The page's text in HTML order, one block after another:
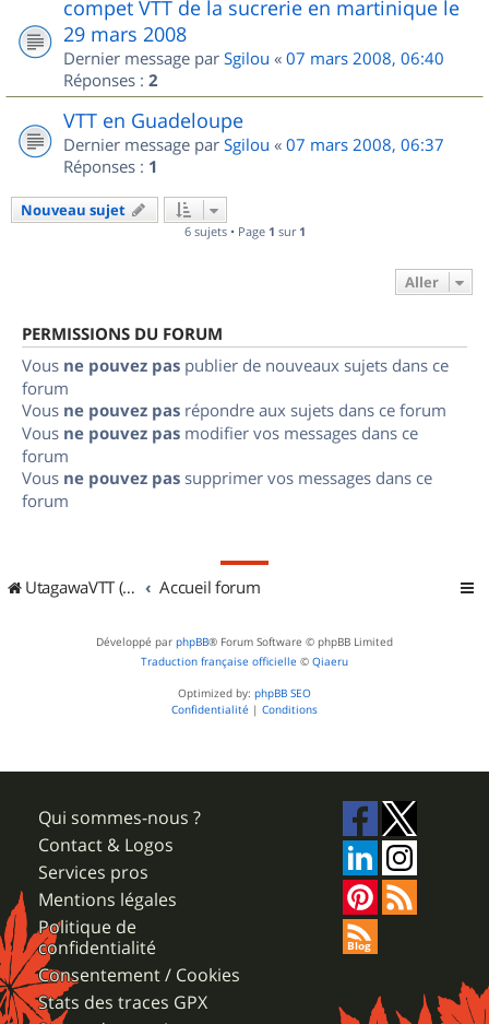
compet VTT de la sucrerie en martinique le
29 mars 2008
Dernier message par Sgilou « 07 mars 2008, 06:40
Réponses : 2
VTT en Guadeloupe
Dernier message par Sgilou « 07 mars 2008, 06:37
Réponses : 1
Nouveau sujet
6 sujets • Page 1 sur 1
Aller
PERMISSIONS DU FORUM
Vous ne pouvez pas publier de nouveaux sujets dans ce
forum
Vous ne pouvez pas répondre aux sujets dans ce forum
Vous ne pouvez pas modifier vos messages dans ce
forum
Vous ne pouvez pas supprimer vos messages dans ce
forum
UtagawaVTT (Randos VTT et VTTAE avec traces GPS) Accueil forum
Développé par phpBB® Forum Software © phpBB Limited
Traduction française officielle © Qiaeru
Optimized by: phpBB SEO
Confidentialité | Conditions
Qui sommes-nous ?
Contact & Logos
Services pros
Mentions légales
Politique de
confidentialité
Consentement / Cookies
Stats des traces GPX